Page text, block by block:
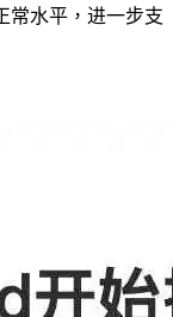
常水平，进一步支